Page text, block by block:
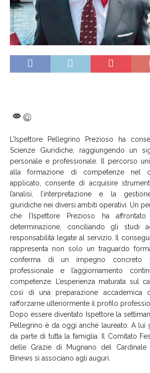
L’Ispettore Pellegrino Prezioso ha
Scienze Giuridiche, raggiungendo un
personale e professionale. Il percorso
alla formazione di competenze nel
applicato, consente di acquisire
l’analisi, l’interpretazione e la
giuridiche nei diversi ambiti operativi. Un
che l’Ispettore Prezioso ha
determinazione, conciliando gli studi
responsabilità legate al servizio. Il
rappresenta non solo un traguardo
conferma di un impegno concreto
professionale e l’aggiornamento
competenze. L’esperienza maturata sul
così di una preparazione accademica
rafforzarne ulteriormente il profilo
Dopo essere diventato Ispettore la
Pellegrino è da oggi anche laureato. A lui
da parte di tutta la famiglia. Il Comitato
delle Grazie di Mugnano del
Binews si associano agli auguri.